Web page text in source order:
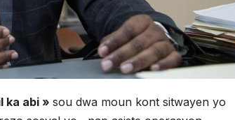
ka abi » sou dwa moun kont sitwayen yo